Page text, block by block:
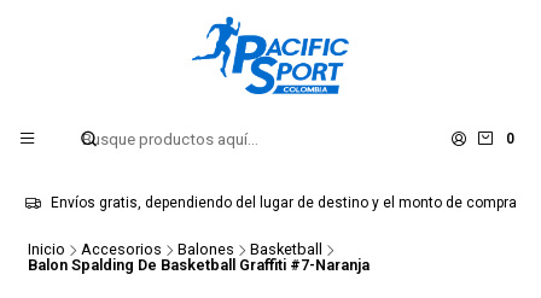
0
Envíos gratis, dependiendo del lugar de destino y el monto de compra
Inicio Accesorios Balones
Basketball
Balon Spalding De Basketball Graffiti #7-Naranja